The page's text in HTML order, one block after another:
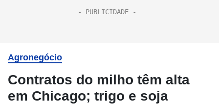
Agronegócio
Contratos do milho têm alta
em Chicago; trigo e soja